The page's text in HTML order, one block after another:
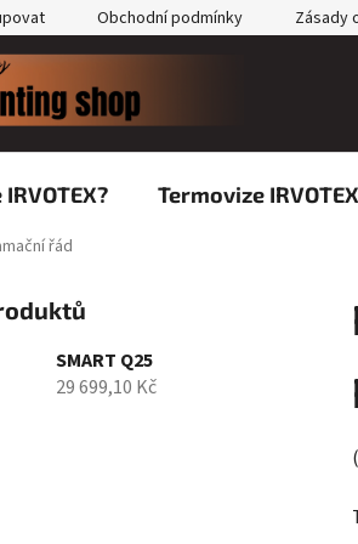
Obchodní podmínky Zásady
Termovize IRVOTEX
řád
SMART Q25
29 699,10 Kč